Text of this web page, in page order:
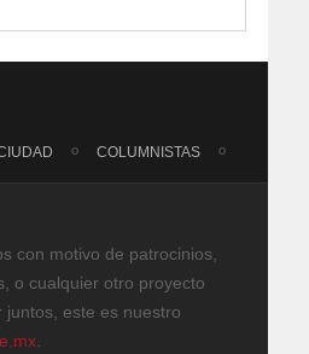
COLUMNISTAS
con motivo de patrocinios,
o cualquier otro proyecto
este es nuestro
.